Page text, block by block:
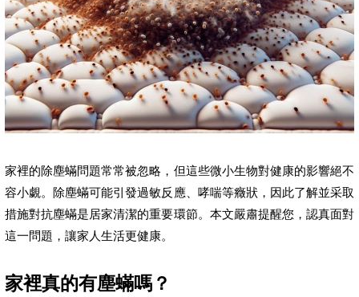
家裡的除塵蟎問題常常被忽略，但這些微小生物對健康的影響絕不
容小覷。除塵蟎可能引發過敏反應、哮喘等癥狀，因此了解並采取
措施對抗塵蟎是居家清潔的重要環節。本文嚴肅提醒您，認真面對
這一問題，讓家人生活更健康。
家裡真的有塵蟎嗎？